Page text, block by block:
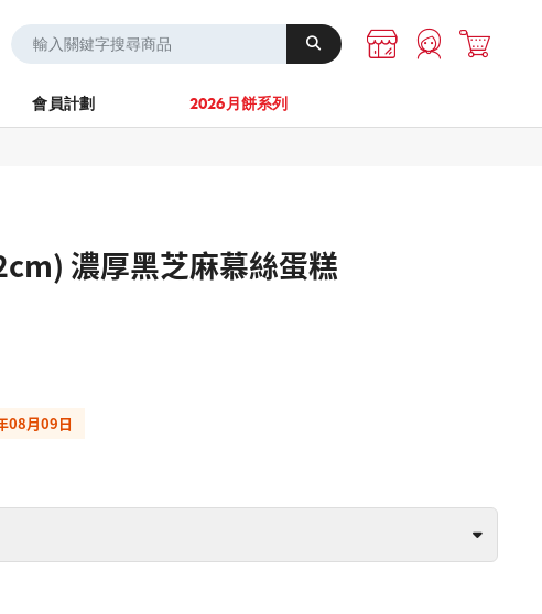
A-1 Energy 其他
會員計劃 2026月餅系列
濃厚黑芝麻慕絲蛋糕
08月09日